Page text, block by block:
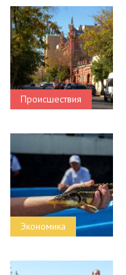
Происшествия
Экономика